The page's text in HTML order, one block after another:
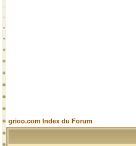
grioo.com Index du Forum